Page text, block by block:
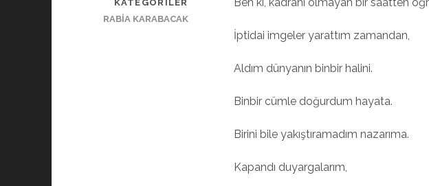
İptidai imgeler yarattım zamandan,
Aldım dünyanın binbir halini.
Binbir cümle doğurdum hayata.
Birini bile yakıştıramadım nazarıma.
Kapandı duyargalarım,
KATEGORILER
RABİA KARABACAK